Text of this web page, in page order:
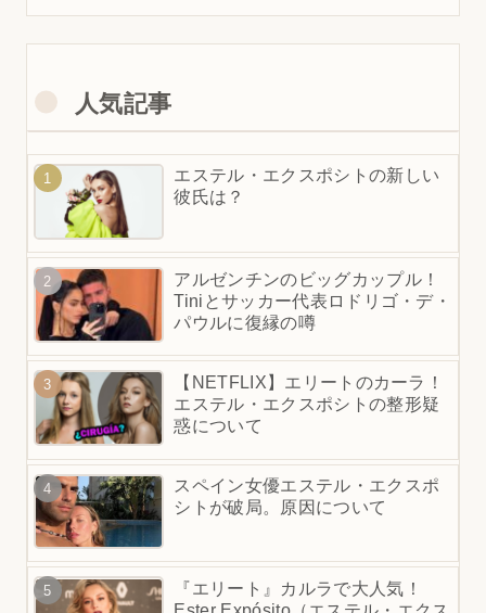
人気記事
エステル・エクスポシトの新しい
彼氏は？
アルゼンチンのビッグカップル！
Tiniとサッカー代表ロドリゴ・デ・
パウルに復縁の噂
【NETFLIX】エリートのカーラ！
エステル・エクスポシトの整形疑
惑について
スペイン女優エステル・エクスポ
シトが破局。原因について
『エリート』カルラで大人気！